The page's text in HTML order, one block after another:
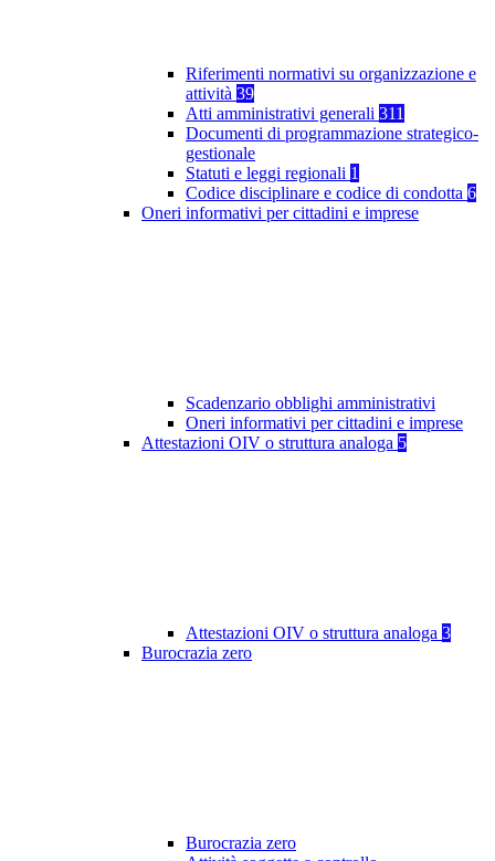
Riferimenti normativi su organizzazione e
attività 39
Atti amministrativi generali 311
Documenti di programmazione strategico-
gestionale
Statuti e leggi regionali 1
Codice disciplinare e codice di condotta 6
Oneri informativi per cittadini e imprese
Scadenzario obblighi amministrativi
Oneri informativi per cittadini e imprese
Attestazioni OIV o struttura analoga 5
Attestazioni OIV o struttura analoga 3
Burocrazia zero
Burocrazia zero